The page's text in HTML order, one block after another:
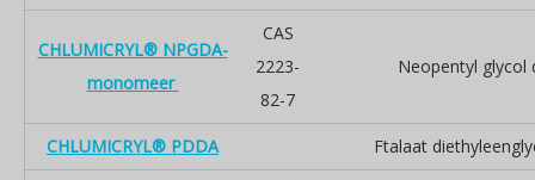
CHLUMICRYL® NPGDA-
monomeer
CAS
2223-
82-7
Neopentyl glycol
CHLUMICRYL® PDDA Ftalaat